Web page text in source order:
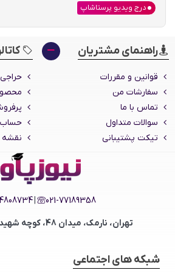
حل باگ نمایش در نسخه
نسخه 1.0.1 :
گزینه ای برای آپلود ریز
اضافه شده است.
رفع باگ شد: در نسخه پیشین
هنگام استفاده از
فهرست محصول کار نمی‌کردند.
اکنون در نسخه جدید،
همه زبان‌ها اجباری نیست.
آپلود شود.
درج ویدیو پرستاشاپ
راهنمای مشتریان
قوانین و مقررات
سفارشات من
تماس با ما
سوالات متداول
تیکت پشتیبانی
حساب
021-77189358
|
تهران، نارمک، میدان 48، کوچه شهید سیاوش، پلاک 16
شبکه های اجتماعی